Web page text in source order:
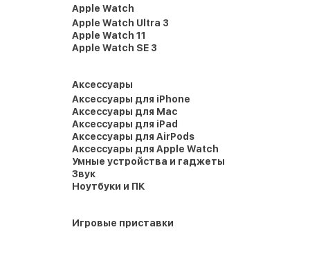
Apple Watch
Apple Watch Ultra 3
Apple Watch 11
Apple Watch SE 3
Аксессуары
Аксессуары для iPhone
Аксессуары для Mac
Аксессуары для iPad
Аксессуары для AirPods
Аксессуары для Apple Watch
Умные устройства и гаджеты
Звук
Ноутбуки и ПК
Игровые приставки